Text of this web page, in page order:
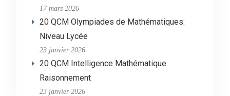
17 mars 2026
20 QCM Olympiades de Mathématiques:
Niveau Lycée
23 janvier 2026
20 QCM Intelligence Mathématique
Raisonnement
23 janvier 2026